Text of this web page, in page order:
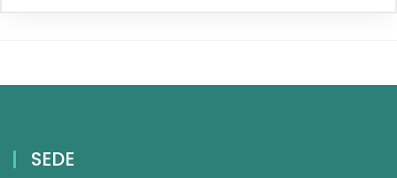
SEDE